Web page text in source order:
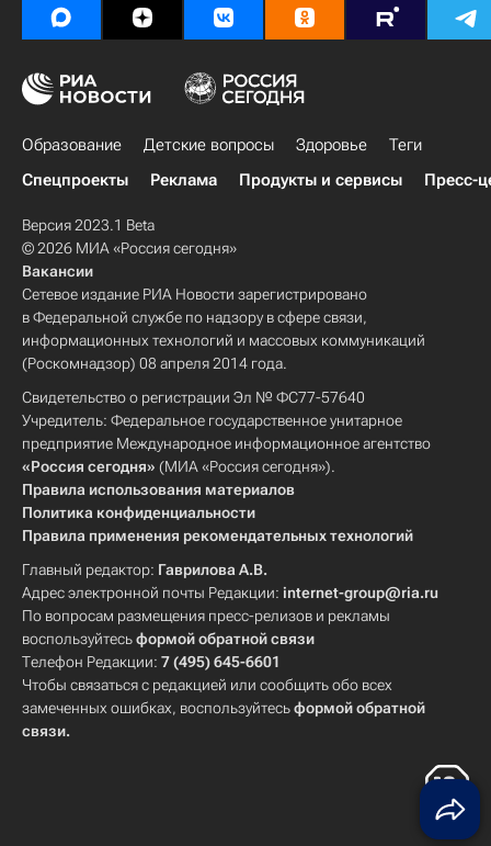
Образование Детские вопросы Здоровье
Теги
Спецпроекты
Реклама Продукты и сервисы Пресс-
Версия 2023.1 Beta
© 2026 МИА «Россия сегодня»
Вакансии
Сетевое издание РИА Новости зарегистрировано
в Федеральной службе по надзору в сфере связи,
информационных технологий и массовых коммуникаций
(Роскомнадзор) 08 апреля 2014 года.
Свидетельство о регистрации Эл № ФС77-57640
Учредитель: Федеральное государственное унитарное
предприятие Международное информационное агентство
«Россия сегодня» (МИА «Россия сегодня»).
Правила использования материалов
Политика конфиденциальности
Правила применения рекомендательных технологий
Главный редактор: Гаврилова А.В.
Адрес электронной почты Редакции: internet-group@ria.ru
По вопросам размещения пресс-релизов и рекламы
воспользуйтесьформой обратной связи
Телефон Редакции: 7 (495) 645-6601
Чтобы связаться с редакцией или сообщить обо всех
замеченных ошибках, воспользуйтесьформой обратной
связи.